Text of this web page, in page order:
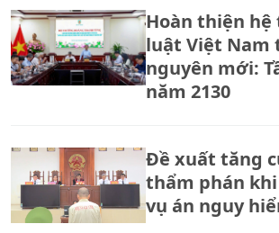
Hoàn thiện
luật Việt Nam
nguyên mới:
năm 2130
Đề xuất tăng
thẩm phán
vụ án nguy